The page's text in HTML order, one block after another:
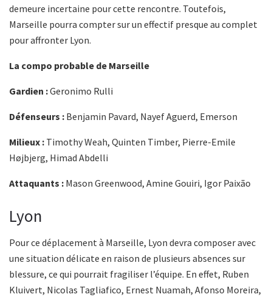
demeure incertaine pour cette rencontre. Toutefois,
Marseille pourra compter sur un effectif presque au complet
pour affronter Lyon.
La compo probable de Marseille
Gardien :Geronimo Rulli
Défenseurs : Benjamin Pavard, Nayef Aguerd, Emerson
Milieux : Timothy Weah, Quinten Timber, Pierre-Emile
Højbjerg, Himad Abdelli
Attaquants : Mason Greenwood, Amine Gouiri, Igor Paixão
Lyon
Pour ce déplacement à Marseille, Lyon devra composer avec
une situation délicate en raison de plusieurs absences sur
blessure, ce qui pourrait fragiliser l’équipe. En effet, Ruben
Kluivert, Nicolas Tagliafico, Ernest Nuamah, Afonso Moreira,